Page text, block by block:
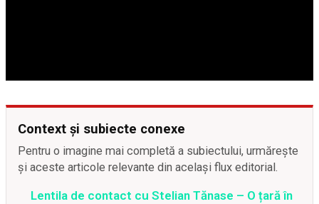
Context și subiecte conexe
Pentru o imagine mai completă a subiectului, urmărește
și aceste articole relevante din același flux editorial.
Lentila de contact cu Stelian Tănase – O țară în